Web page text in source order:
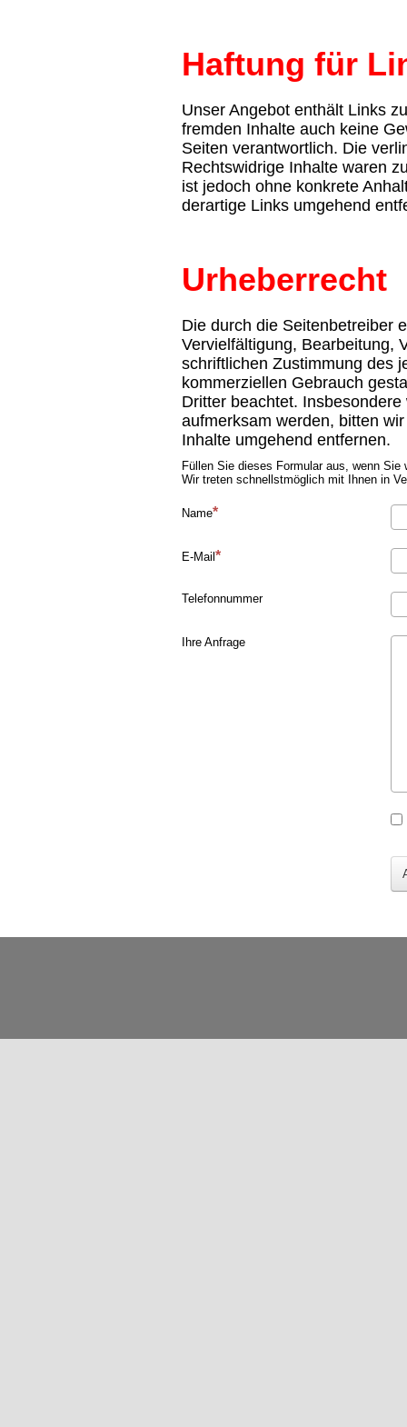
Haftung für
Unser Angebot enthält Links
fremden Inhalte auch keine
Seiten verantwortlich. Die
Rechtswidrige Inhalte waren
ist jedoch ohne konkrete
derartige Links umgehend
Urheberrecht
Die durch die Seitenbetreiber
Vervielfältigung, Bearbeitung,
schriftlichen Zustimmung des
kommerziellen Gebrauch
Dritter beachtet.
aufmerksam werden, bitten
Inhalte umgehend entfernen.
Füllen Sie dieses Formular aus, wenn Sie
Wir treten schnellstmöglich mit Ihnen in
Name
E-Mail
Telefonnummer
Ihre Anfrage